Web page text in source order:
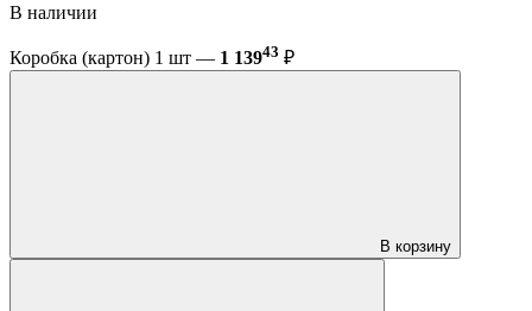
В наличии
Коробка (картон) 1 шт — 1 13943 ₽
В корзину